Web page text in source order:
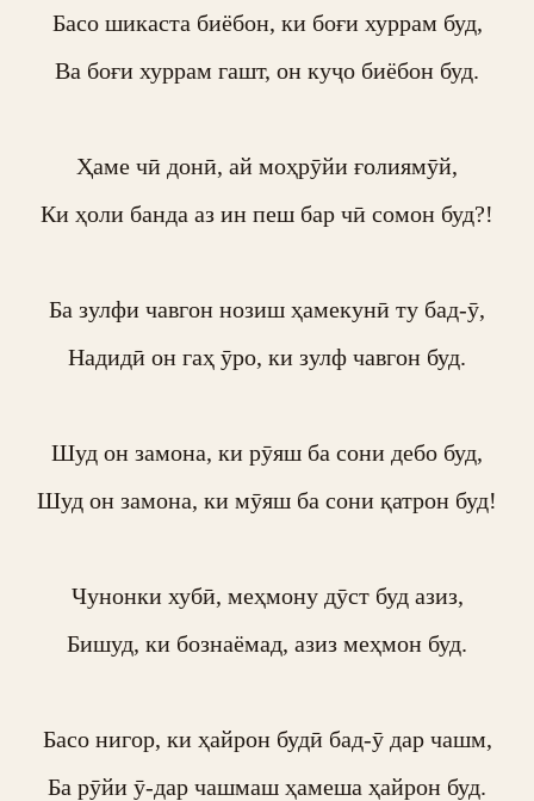
Басо шикаста биёбон, ки боғи хуррам буд,
Ва боғи хуррам гашт, он куҷо биёбон буд.
Ҳаме чӣ донӣ, ай моҳрӯйи ғолиямӯй,
Ки ҳоли банда аз ин пеш бар чӣ сомон буд?!
Ба зулфи чавгон нозиш ҳамекунӣ ту бад-ӯ,
Надидӣ он гаҳ ӯро, ки зулф чавгон буд.
Шуд он замона, ки рӯяш ба сони дебо буд,
Шуд он замона, ки мӯяш ба сони қатрон буд!
Чунонки хубӣ, меҳмону дӯст буд азиз,
Бишуд, ки бознаёмад, азиз меҳмон буд.
Басо нигор, ки ҳайрон будӣ бад-ӯ дар чашм,
Ба рӯйи ӯ-дар чашмаш ҳамеша ҳайрон буд.